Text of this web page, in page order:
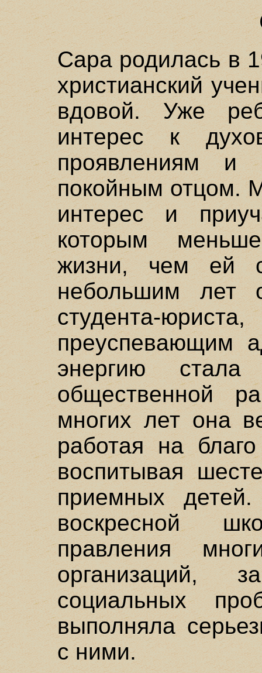
Сара родилась в
христианский
вдовой. Уже
интерес к
проявлениям и
покойным отцом.
интерес и
которым
жизни, чем ей
небольшим лет
студента-
преуспевающим
энергию
общественной
многих лет она
работая на
воспитывая
приемных
воскресной
правления
организаций,
социальных
выполняла
с ними.